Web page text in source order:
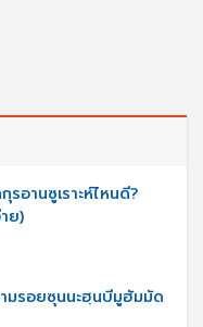
อานซูเราะห์ไหนดี?
ย)
มรอยซุนนะฮฺนบีมูฮัมมัด